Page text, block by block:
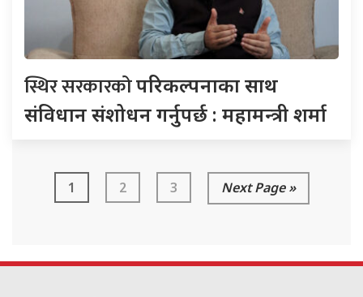
स्थिर सरकारकोपरिकल्पनाका साथ
संविधान संशोधन गर्नुपर्छ : महामन्त्री शर्मा
1 2 3 Next Page »